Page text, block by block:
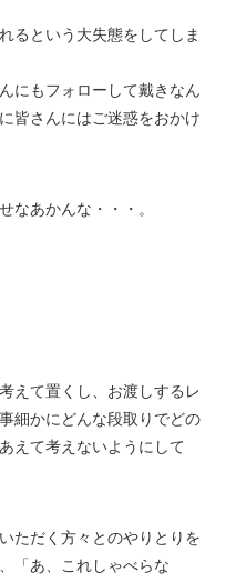
るという大失態をしてしま
にもフォローして戴きなん
皆さんにはご迷惑をおかけ
なあかんな・・・。
えて置くし、お渡しするレ
細かにどんな段取りでどの
えて考えないようにして
ただく方々とのやりとりを
「あ、これしゃべらな